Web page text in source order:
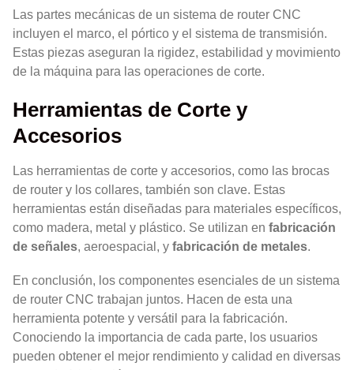
Las partes mecánicas de un sistema de router CNC
incluyen el marco, el pórtico y el sistema de transmisión.
Estas piezas aseguran la rigidez, estabilidad y movimiento
de la máquina para las operaciones de corte.
Herramientas de Corte y
Accesorios
Las herramientas de corte y accesorios, como las brocas
de router y los collares, también son clave. Estas
herramientas están diseñadas para materiales específicos,
como madera, metal y plástico. Se utilizan en fabricación
de señales, aeroespacial, y fabricación de metales.
En conclusión, los componentes esenciales de un sistema
de router CNC trabajan juntos. Hacen de esta una
herramienta potente y versátil para la fabricación.
Conociendo la importancia de cada parte, los usuarios
pueden obtener el mejor rendimiento y calidad en diversas